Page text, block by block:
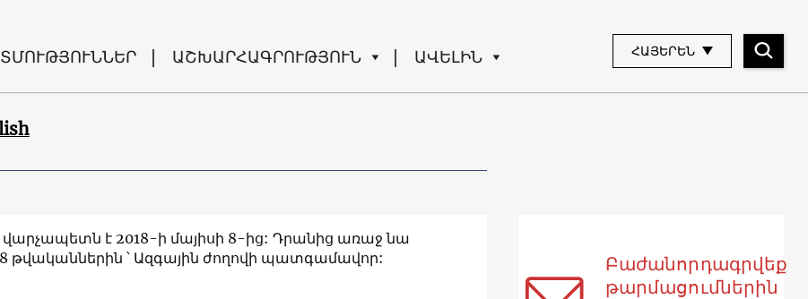
ԱՇԽԱՐՀԱԳՐՈՒԹՅՈՒՆ ԱՎԵԼԻՆ ՀԱՅԵՐԵՆ
վարչապետն է 2018-ի մայիսի 8-ից: Դրանից առաջ նա
թվականներին ՝ Ազգային ժողովի պատգամավոր:
Բաժանորդագրվեք
թարմացումներին